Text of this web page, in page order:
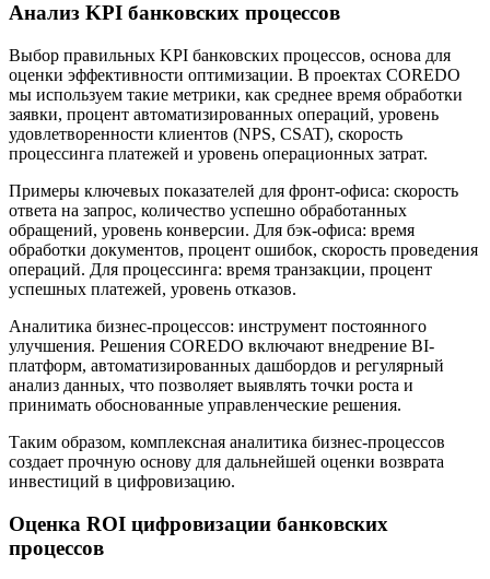
Анализ KPI банковских процессов
Выбор правильных KPI банковских процессов, основа для
оценки эффективности оптимизации. В проектах COREDO
мы используем такие метрики, как среднее время обработки
заявки, процент автоматизированных операций, уровень
удовлетворенности клиентов (NPS, CSAT), скорость
процессинга платежей и уровень операционных затрат.
Примеры ключевых показателей для фронт-офиса: скорость
ответа на запрос, количество успешно обработанных
обращений, уровень конверсии. Для бэк-офиса: время
обработки документов, процент ошибок, скорость проведения
операций. Для процессинга: время транзакции, процент
успешных платежей, уровень отказов.
Аналитика бизнес-процессов: инструмент постоянного
улучшения. Решения COREDO включают внедрение BI-
платформ, автоматизированных дашбордов и регулярный
анализ данных, что позволяет выявлять точки роста и
принимать обоснованные управленческие решения.
Таким образом, комплексная аналитика бизнес-процессов
создает прочную основу для дальнейшей оценки возврата
инвестиций в цифровизацию.
Оценка ROI цифровизации банковских
процессов